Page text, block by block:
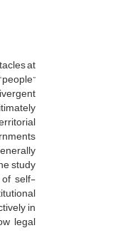
at
study
of self-
in
legal